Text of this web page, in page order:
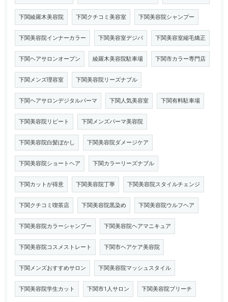
下関綾羅木美容院 下関クチコミ美容室 下関美容院シャンプー
下関美容院インナーカラー 下関美容室デジパ 下関美容室縮毛矯正
下関ヘアサロンオープン 綾羅木美容院駐車場 下関市カラー専門店
下関メンズ理容室 下関美容院リーズナブル
下関ヘアサロンデジタルパーマ 下関人気美容室 下関有料駐車場
下関美容院リピート 下関メンズパーマ美容院
下関美容院白髪ぼかし 下関美容院ダメージケア
下関美容院ショートヘア 下関カラーリーズナブル
下関カットが得意 下関美容院丁寧 下関美容院スタイルチェンジ
下関クチコミ喫茶店 下関美容院黒染め 下関美容院ウルフヘア
下関美容院カラーシャンプー 下関美容院ヘアマニキュア
下関美容院コスメストレート 下関市ヘアケア美容院
下関メンズおすすめサロン 下関美容院マッシュスタイル
下関美容院学生カット 下関市1人サロン 下関美容院ブリーチ